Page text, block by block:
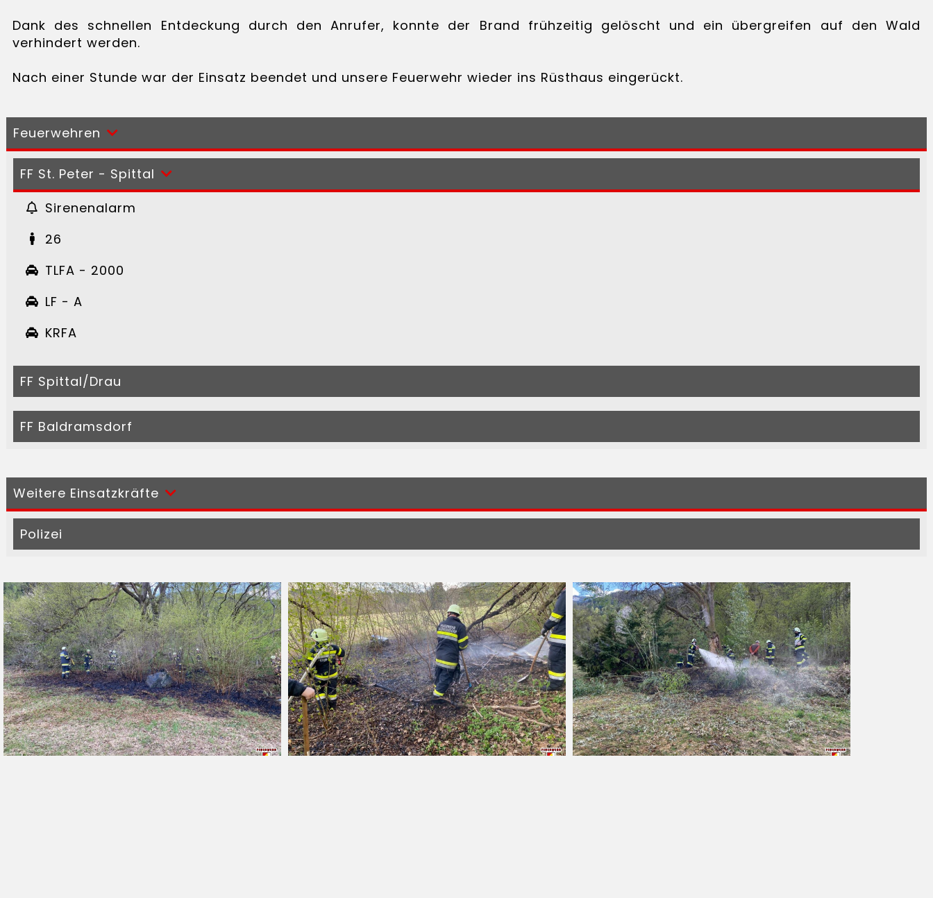
Dank des schnellen Entdeckung durch den Anrufer, konnte der Brand frühzeitig gelöscht und ein übergreifen auf den Wald
verhindert werden.
Nach einer Stunde war der Einsatz beendet und unsere Feuerwehr wieder ins Rüsthaus eingerückt.
Feuerwehren
FF St. Peter - Spittal
Sirenenalarm
26
TLFA - 2000
LF - A
KRFA
FF Spittal/Drau
FF Baldramsdorf
Weitere Einsatzkräfte
Polizei